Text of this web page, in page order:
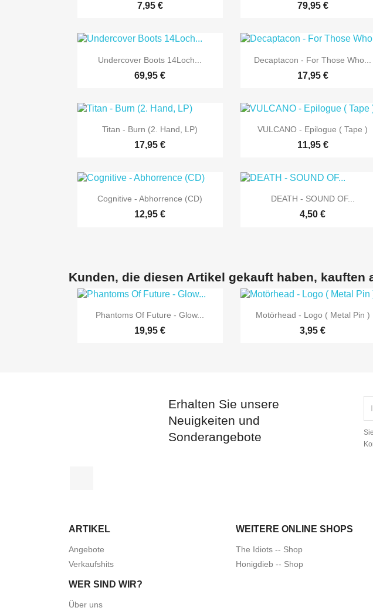
7,95 € 79,95 €
 Vorschau
Undercover Boots 14Loch...
69,95 €
 Vorschau
Decaptacon - For Those Who...
17,95 €
 Vorschau
Titan - Burn (2. Hand, LP)
17,95 €
 Vorschau
VULCANO - Epilogue ( Tape )
11,95 €
 Vorschau
Cognitive - Abhorrence (CD)
12,95 €
 Vorschau
DEATH - SOUND OF...
4,50 €
Kunden, die diesen Artikel gekauft haben, kauften
 Vorschau
Phantoms Of Future - Glow...
19,95 €
 Vorschau
Motörhead - Logo ( Metal Pin )
3,95 €
Erhalten Sie unsere
Neuigkeiten und
Sonderangebote
ARTIKEL
Angebote
Verkaufshits
WEITERE ONLINE SHOPS
The Idiots -- Shop
Honigdieb -- Shop
WER SIND WIR?
Über uns